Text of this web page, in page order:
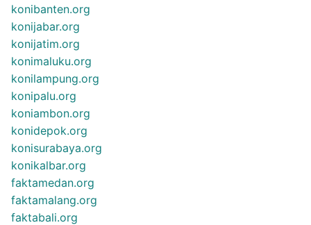
konibanten.org
konijabar.org
konijatim.org
konimaluku.org
konilampung.org
konipalu.org
koniambon.org
konidepok.org
konisurabaya.org
konikalbar.org
faktamedan.org
faktamalang.org
faktabali.org